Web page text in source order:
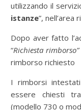
utilizzando il
istanze”, nell’area
Dopo aver fatto
“Richiesta rimborso”
rimborso richiesto
I rimborsi
essere chiesti
(modello 730 o